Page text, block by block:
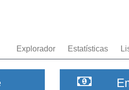
Explorador Estatísticas